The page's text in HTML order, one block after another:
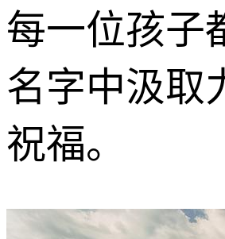
每一位孩子
名字中汲取
祝福。